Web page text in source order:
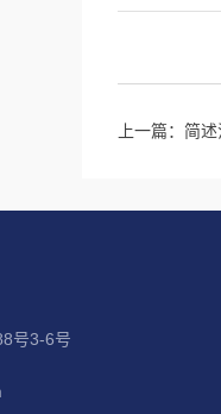
上一篇： 简
号3-6号